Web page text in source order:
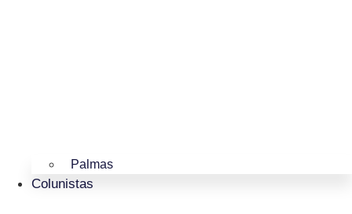
Palmas
Colunistas